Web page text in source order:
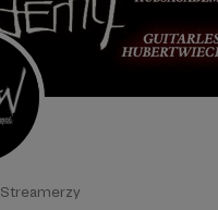
Streamerzy